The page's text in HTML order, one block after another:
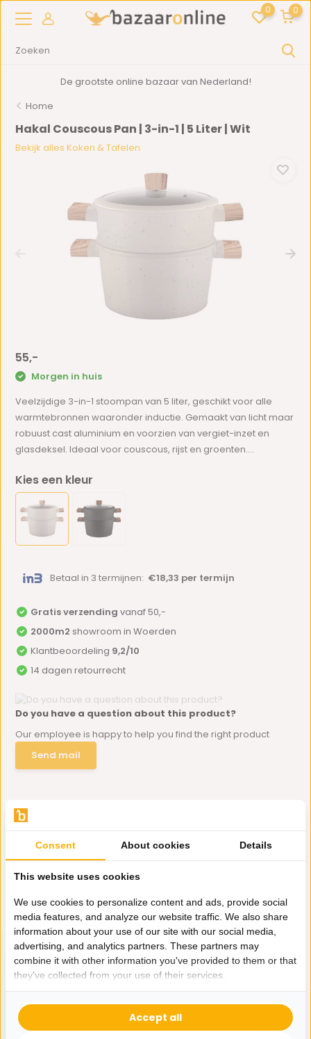
0 0
De grootste online bazaar van Nederland!
Home
Hakal Couscous Pan | 3-in-1 | 5 Liter | Wit
Bekijk alles Koken & Tafelen
55,-
Morgen in huis
Veelzijdige 3-in-1 stoompan van 5 liter, geschikt voor alle
warmtebronnen waaronder inductie. Gemaakt van licht maar
robuust cast aluminium en voorzien van vergiet-inzet en
glasdeksel. Ideaal voor couscous, rijst en groenten....
Kies een kleur
Betaal in 3 termijnen: €18,33 per termijn
Gratis verzending vanaf 50,-
2000m2 showroom in Woerden
Klantbeoordeling 9,2/10
14 dagen retourrecht
Do you have a question about this product?
Our employee is happy to help you find the right product
Send mail
Specificaties
Eerder bekeken door jou
| 3-in-1 | 5 Liter | Wit
Consent About cookies Details
This website uses cookies
We use cookies to personalize content and ads, provide social
media features, and analyze our website traffic. We also share
information about your use of our site with our social media,
advertising, and analytics partners. These partners may
combine it with other information you've provided to them or that
they've collected from your use of their services.
Accept all